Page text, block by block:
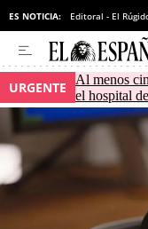
ES NOTICIA: Editoral - El
URGENTE
Al menos
el hospital